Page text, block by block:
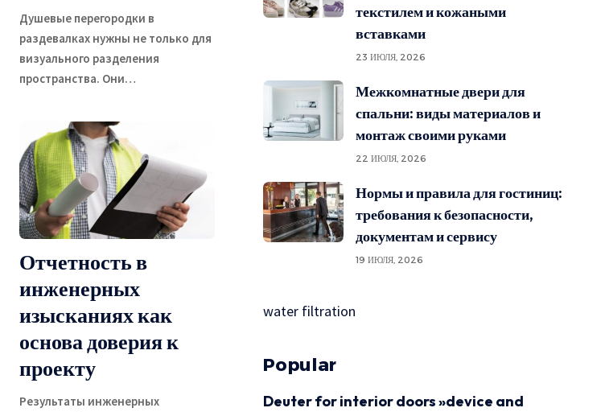
Душевые перегородки в
раздевалках нужны не только для
визуального разделения
пространства. Они…
Отчетность в
инженерных
изысканиях как
основа доверия к
проекту
Результаты инженерных
текстилем и кожаными
вставками
23 ИЮЛЯ, 2026
Межкомнатные двери для
спальни: виды материалов и
монтаж своими руками
22 ИЮЛЯ, 2026
Нормы и правила для гостиниц:
требования к безопасности,
документам и сервису
19 ИЮЛЯ, 2026
water filtration
Popular
Deuter for interior doors »device and